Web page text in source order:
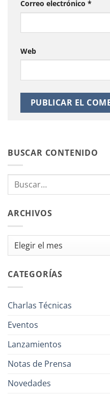
Correo electrónico *
Web
BUSCAR CONTENIDO
ARCHIVOS
Archivos
CATEGORÍAS
Charlas Técnicas
Eventos
Lanzamientos
Notas de Prensa
Novedades